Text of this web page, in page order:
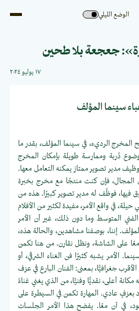
الوضع الليلي
جعجعة بلا طحين
١٧ يوليو ٢٠٢٤
سينما المؤلف
المخرج الرديء، في سينما المؤلف، بقدر ما
دُربة وممارسة طويلة بإمكان المخرج
مدير تصوير ممتاز يمكنه التعامل معها.
المجال، فإن كنت منتجًا مع مخرج بخبرة
فيها، فوظّف له مدير تصوير كبيرًا. هذه من
في واقع الأمر، مفيدة لكثير من الأفلام
المتوسط وما دون ذلك، غير أن الأمر
إننا، بوصفنا مشاهدين، والحالة هذه،
على الشاشة، ونظل نقارن. من هنا تكمن
الأمر يشبه كثيرًا فن الغناء الشرقي، أو
الأقرب جغرافيًّا، بمعنى: الفنان البارع في عزف
مكانة أعلى، نقديًّا وفنيًّا، من الذي يغني غناءً
بعزفٍ عادي. المهارة تكمن في السيطرة على
في آن معًا. يفضح هذا الأمر الجلسات